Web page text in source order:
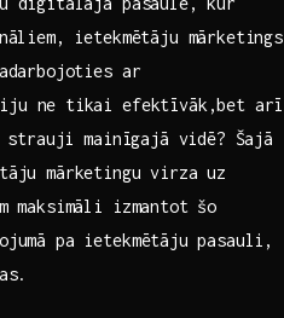
ietekmētāju mārketings
ar
ne⁤ tikai efektīvāk,bet arī
mainīgajā vidē? Šajā
mārketingu virza uz
maksimāli izmantot⁣ šo
pa ietekmētāju ⁢pasauli,